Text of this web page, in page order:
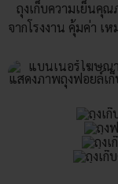
ถุงเก็บความเย็นคุ
จากโรงงาน คุ้มค่า เ